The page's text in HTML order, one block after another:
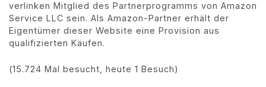
verlinken Mitglied des Partnerprogramms von Amazon
Service LLC sein. Als Amazon-Partner erhält der
Eigentümer dieser Website eine Provision aus
qualifizierten Käufen.
(15.724 Mal besucht, heute 1 Besuch)